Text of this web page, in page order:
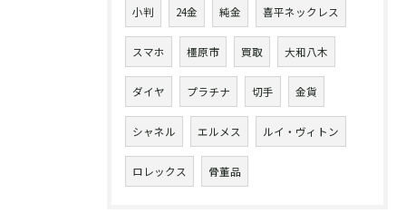
小判 24金 純金 喜平ネックレス
スマホ 橿原市 買取 大和八木
ダイヤ プラチナ 切手 金貨
シャネル エルメス ルイ・ヴィトン
ロレックス 骨董品